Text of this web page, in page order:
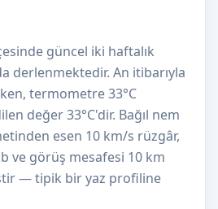
güncel iki haftalık
derlenmektedir. An itibarıyla
termometre 33°C
değer 33°C'dir. Bağıl nem
esen 10 km/s rüzgâr,
ve görüş mesafesi 10 km
— tipik bir yaz profiline